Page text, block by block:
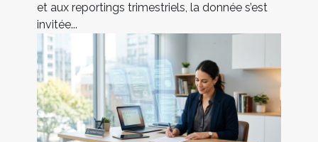
et aux reportings trimestriels, la donnée s’est
invitée...